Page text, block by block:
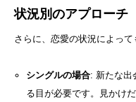
状況別のアプローチ
さらに、恋愛の状況によって
シングルの場合: 新たな出
る目が必要です。見かけ